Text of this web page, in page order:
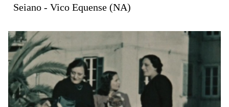
Seiano - Vico Equense (NA)